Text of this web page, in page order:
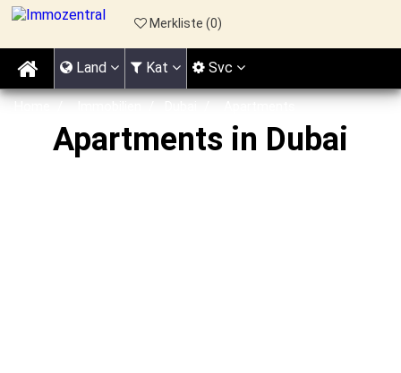
Apartments in Dubai
Merkliste (0)
Land Kat Svc